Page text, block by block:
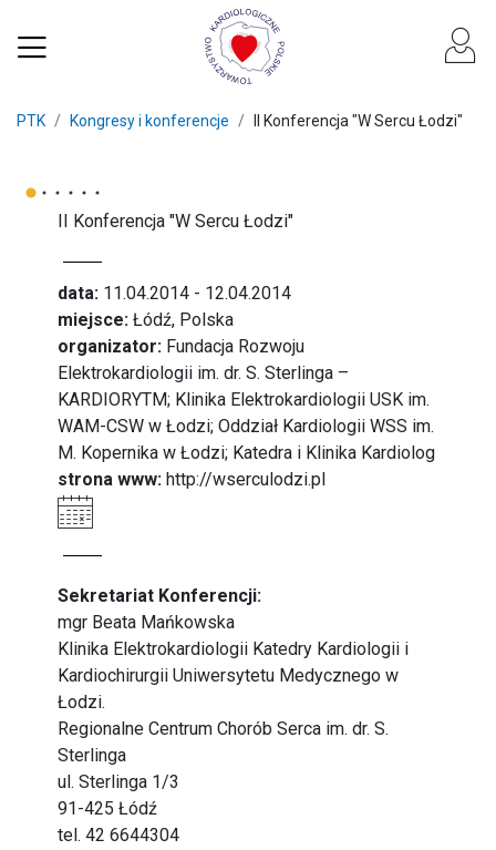
PTK Kongresy i konferencje II Konferencja "W Sercu Łodzi"
II Konferencja "W Sercu Łodzi"
data: 11.04.2014 - 12.04.2014
miejsce: Łódź, Polska
organizator: Fundacja Rozwoju
Elektrokardiologii im. dr. S. Sterlinga –
KARDIORYTM; Klinika Elektrokardiologii USK im.
WAM-CSW w Łodzi; Oddział Kardiologii WSS im.
M. Kopernika w Łodzi; Katedra i Klinika Kardiolog
strona www: http://wserculodzi.pl
Sekretariat Konferencji:
mgr Beata Mańkowska
Klinika Elektrokardiologii Katedry Kardiologii i
Kardiochirurgii Uniwersytetu Medycznego w
Łodzi.
Regionalne Centrum Chorób Serca im. dr. S.
Sterlinga
ul. Sterlinga 1/3
91-425 Łódź
tel. 42 6644304